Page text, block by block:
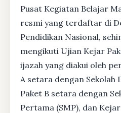
Pusat Kegiatan Belajar
resmi yang terdaftar di
Pendidikan Nasional,
mengikuti Ujian Kejar
ijazah yang diakui oleh
A setara dengan Sekolah
Paket B setara dengan
Pertama (SMP), dan